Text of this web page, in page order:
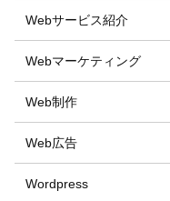
Webサービス紹介
Webマーケティング
Web制作
Web広告
Wordpress